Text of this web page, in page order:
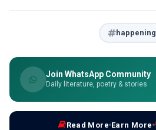
happening
Join WhatsApp Community
Daily literature, poetry & stories
Read More Earn More